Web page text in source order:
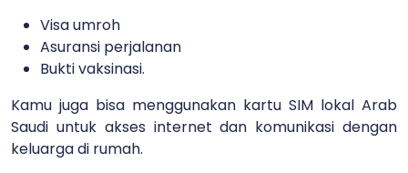
Visa umroh
Asuransi perjalanan
Bukti vaksinasi.
Kamu juga bisa menggunakan kartu SIM lokal Arab
Saudi untuk akses internet dan komunikasi dengan
keluarga di rumah.